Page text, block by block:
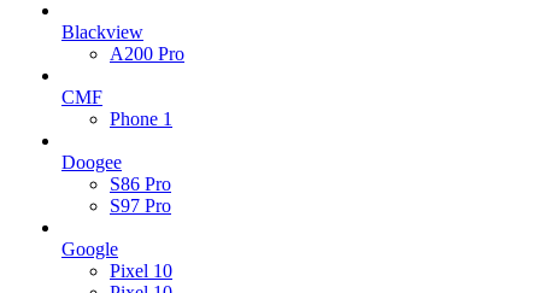
Blackview
A200 Pro
CMF
Phone 1
Doogee
S86 Pro
S97 Pro
Google
Pixel 10